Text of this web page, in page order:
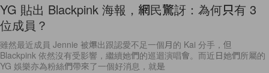
YG 貼出 Blackpink 海報，網民驚訝：為何只有 3
位成員？
雖然最近成員 Jennie 被爆出跟認愛不足一個月的 Kai 分手，但
Blackpink 依然沒有受影響，繼續她們的巡迴演唱會。而近日她們所屬的
YG 娛樂亦為粉絲們帶來了一個好消息，就是